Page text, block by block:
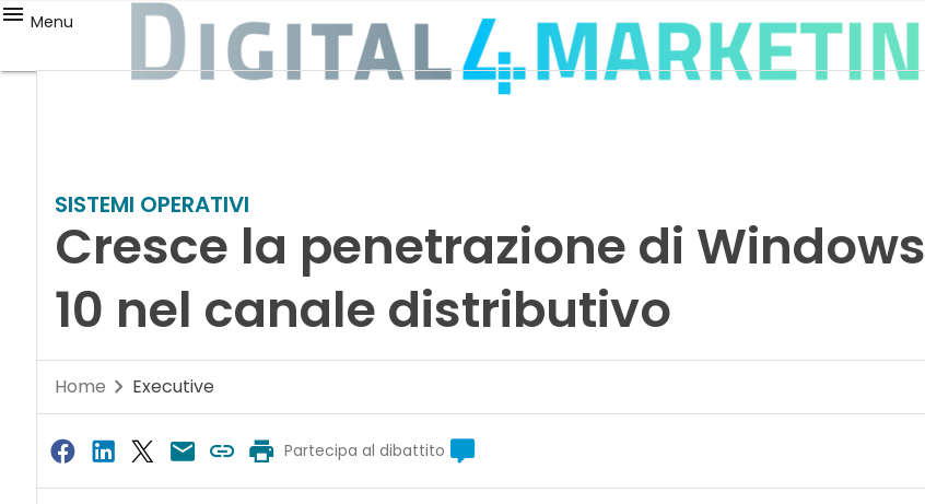
Menu
SISTEMI OPERATIVI
Cresce la penetrazione di Windows
10 nel canale distributivo
Home Executive
Partecipa al dibattito